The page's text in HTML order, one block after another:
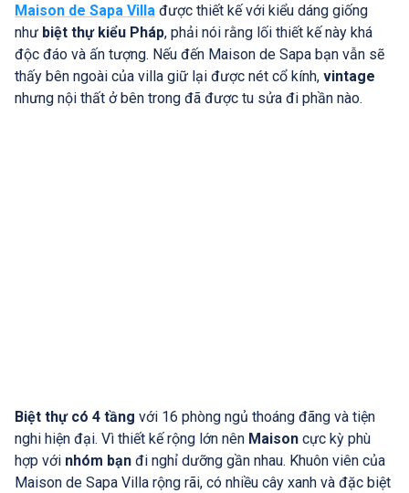
Maison de Sapa Villa được thiết kế với kiểu dáng giống
như biệt thự kiểu Pháp, phải nói rằng lối thiết kế này khá
độc đáo và ấn tượng. Nếu đến Maison de Sapa bạn vẫn sẽ
thấy bên ngoài của villa giữ lại được nét cổ kính, vintage
nhưng nội thất ở bên trong đã được tu sửa đi phần nào.
Biệt thự có 4 tầng với 16 phòng ngủ thoáng đãng và tiện
nghi hiện đại. Vì thiết kế rộng lớn nên Maison cực kỳ phù
hợp với nhóm bạn đi nghỉ dưỡng gần nhau. Khuôn viên của
Maison de Sapa Villa rộng rãi, có nhiều cây xanh và đặc biệt